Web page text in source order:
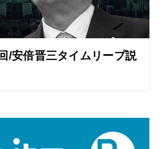
/安倍晋三タイムリープ説